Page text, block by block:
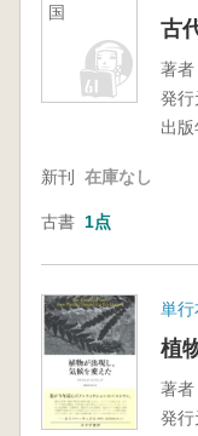
国
古
著者
発行
出版
新刊 在庫なし
古書 1点
単行
植
著者
発行